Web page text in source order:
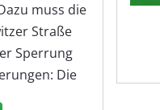
muss die
Straße
Sperrung
Die